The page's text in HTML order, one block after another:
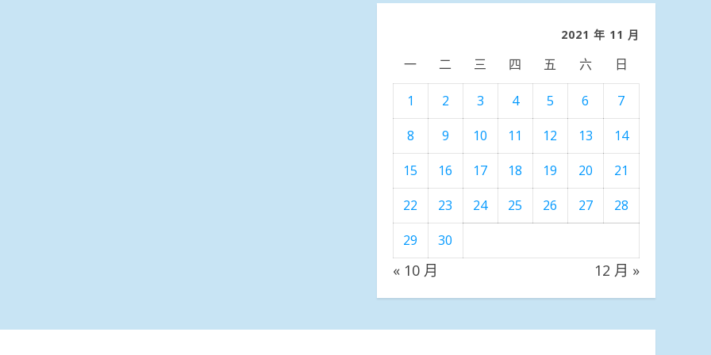
2021 年 11 月
一 二 三 四 五 六 日
1 2 3 4 5 6
7
8
9 10 11 12 13
14
15
16 17 18 19 20
21
22
23 24 25 26 27
28
29
30
« 10 月 12 月 »